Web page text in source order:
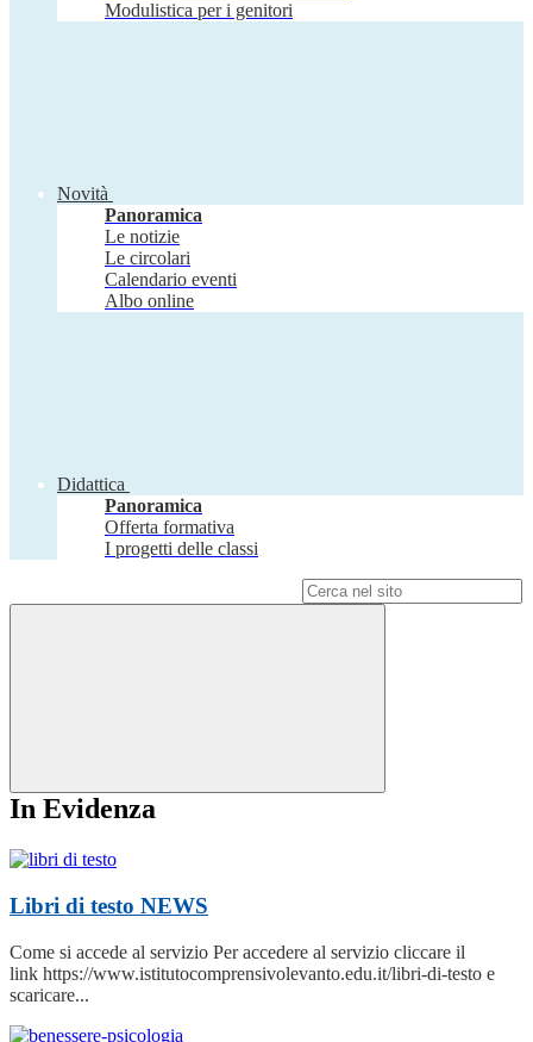
Modulistica per i genitori
Novità
Panoramica
Le notizie
Le circolari
Calendario eventi
Albo online
Didattica
Panoramica
Offerta formativa
I progetti delle classi
In Evidenza
Libri di testo NEWS
Come si accede al servizio Per accedere al servizio cliccare il
link https://www.istitutocomprensivolevanto.edu.it/libri-di-testo e
scaricare...